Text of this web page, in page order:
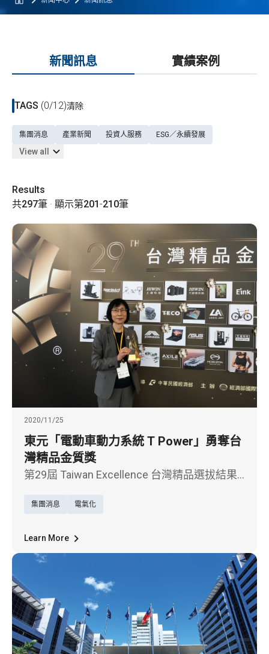
新聞訊息 實績案例
TAGS (0/12)清除
集團消息 產業新聞 投資人服務 ESG／永續發展
View all
Results
共297筆 · 顯示第201-210筆
2020/11/25
東元「電動車動力系統 T Power」勇奪台
灣精品金質獎
第29屆 Taiwan Excellence 台灣精品選拔結果
力系統」T Power勇奪台灣精品金質獎，為國
商，先進技術領先台灣市場。並已獲得台灣、
日本、泰國、印度、和越南等國內外多家電動
車業者之可能合作商機，可望於2021年第三季
之後，逐步實現。
集團消息 電氣化
Learn More